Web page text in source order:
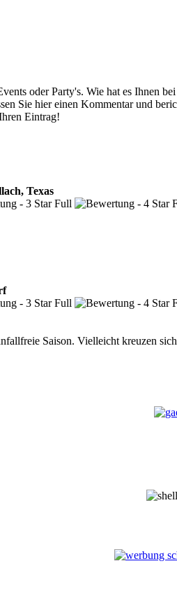
oder Party's. Wie hat es Ihnen
Sie hier einen Kommentar und
Eintrag!
Texas
Saison. Vielleicht kreuzen